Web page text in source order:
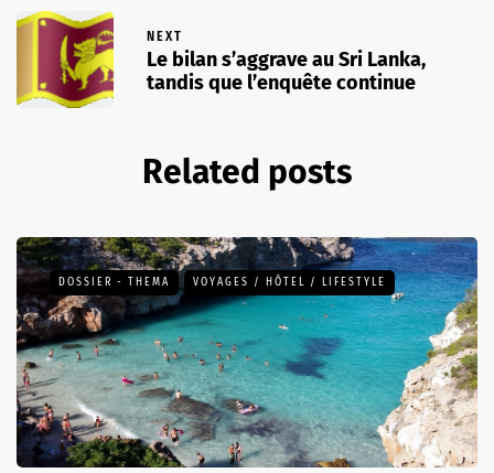
NEXT
Le bilan s’aggrave au Sri Lanka,
tandis que l’enquête continue
Related posts
DOSSIER - THEMA VOYAGES / HÔTEL / LIFESTYLE